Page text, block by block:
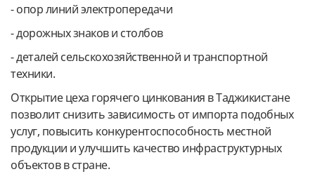
- опор линий электропередачи
- дорожных знаков и столбов
- деталей сельскохозяйственной и транспортной
техники.
Открытие цеха горячего цинкования в Таджикистане
позволит снизить зависимость от импорта подобных
услуг, повысить конкурентоспособность местной
продукции и улучшить качество инфраструктурных
объектов в стране.